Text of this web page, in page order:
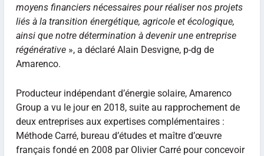
moyens financiers nécessaires pour réaliser nos projets
liés à la transition énergétique, agricole et écologique,
ainsi que notre détermination à devenir une entreprise
régénérative», a déclaré Alain Desvigne, p-dg de
Amarenco.
Producteur indépendant d’énergie solaire, Amarenco
Group a vu le jour en 2018, suite au rapprochement de
deux entreprises aux expertises complémentaires :
Méthode Carré, bureau d’études et maître d’œuvre
français fondé en 2008 par Olivier Carré pour concevoir